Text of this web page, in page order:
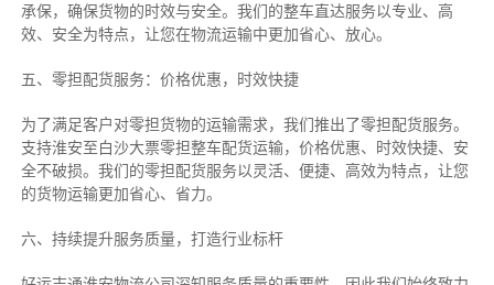
承保，确保货物的时效与安全。我们的整车直达服务以专业、高
效、安全为特点，让您在物流运输中更加省心、放心。
五、零担配货服务：价格优惠，时效快捷
为了满足客户对零担货物的运输需求，我们推出了零担配货服务。
支持淮安至白沙大票零担整车配货运输，价格优惠、时效快捷、安
全不破损。我们的零担配货服务以灵活、便捷、高效为特点，让您
的货物运输更加省心、省力。
六、持续提升服务质量，打造行业标杆